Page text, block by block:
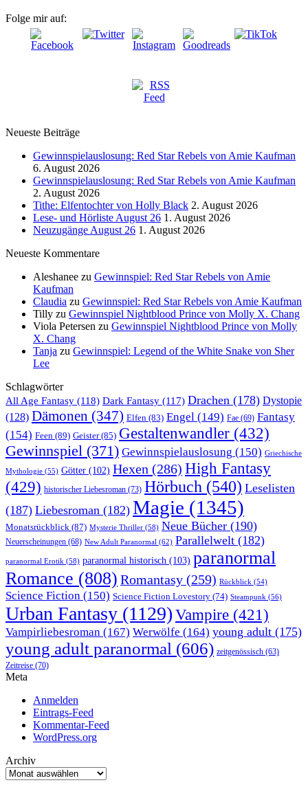
Folge mir auf:
Neueste Beiträge
Gewinnspielauslosung: Red Star Rebels von Amie Kaufman
6. August 2026
Gewinnspielauslosung: Red Star Rebels von Amie Kaufman
2. August 2026
Tithe: Elfentochter von Holly Black 2. August 2026
Lese- und Hörliste August 26 1. August 2026
Neuzugänge August 26 1. August 2026
Neueste Kommentare
Aleshanee zu Gewinnspiel: Red Star Rebels von Amie
Kaufman
Claudia zu Gewinnspiel: Red Star Rebels von Amie Kaufman
Tilly zu Gewinnspiel Nightblood Prince von Molly X. Chang
Viola Petersen zu Gewinnspiel Nightblood Prince von Molly
X. Chang
Tanja zu Gewinnspiel: Legend of the White Snake von Sher
Lee
Schlagwörter
All Age Fantasy (118) Dark Fantasy (117) Drachen (178) Dystopie
(128) Dämonen (347) Elfen (83) Engel (149) Fae (69) Fantasy
(154) Feen (89) Geister(85) Gestaltenwandler (432)
Gewinnspiel (371) Gewinnspielauslosung (150) Griechische
Mythologie (55) Götter (102) Hexen (286) High Fantasy
(429) historischer Liebesroman (73) Hörbuch (540) Leselisten
(187) Liebesroman (182) Magie (1345)
Monatsrückblick (87) Mysterie Thriller (58) Neue Bücher (190)
Neuerscheinungen (68) New Adult Paranormal (62) Parallelwelt (182)
paranormal Erotik (58) paranormal historisch (103) paranormal
Romance (808) Romantasy (259) Rückblick (54)
Science Fiction (150) Science Fiction Lovestory (74) Steampunk (56)
Urban Fantasy (1129) Vampire (421)
Vampirliebesroman (167) Werwölfe (164) young adult (175)
young adult paranormal (606) zeitgenössisch (63)
Zeitreise (70)
Meta
Anmelden
Eintrags-Feed
Kommentar-Feed
WordPress.org
Archiv
Archiv